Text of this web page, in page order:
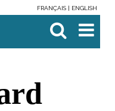
FRANÇAIS ENGLISH

avancée…